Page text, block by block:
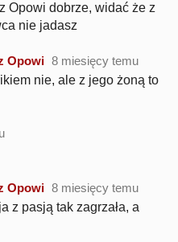
Opowi dobrze, widać że z
nie jadasz
Opowi 8 miesięcy temu
nie, ale z jego żoną to
Opowi 8 miesięcy temu
z pasją tak zagrzała, a